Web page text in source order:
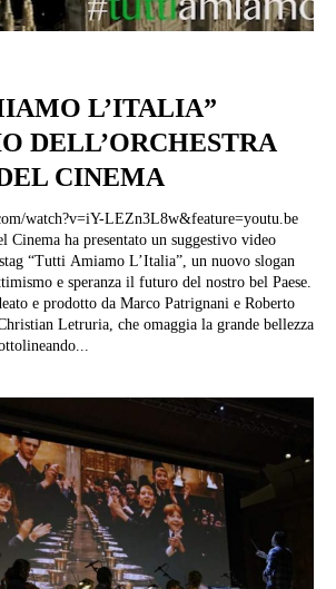
L’ITALIA”
DELL’ORCHESTRA
CINEMA
watch?v=iY-LEZn3L8w&feature=youtu.be
Cinema ha presentato un suggestivo video
“Tutti Amiamo L’Italia”, un nuovo slogan
e speranza il futuro del nostro bel Paese.
e prodotto da Marco Patrignani e Roberto
Letruria, che omaggia la grande bellezza